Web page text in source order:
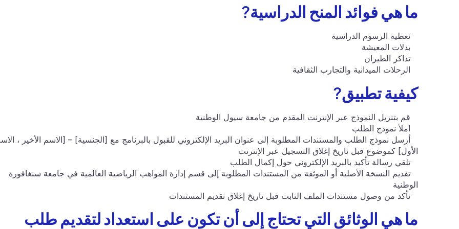
ما هي فوائد المنح الدراسية?
تغطية الرسوم الدراسية
بدلات المعيشة
تذاكر الطيران
الرحلات الميدانية والتجارب الثقافية
كيفية تطبيق?
قم بتنزيل النموذج عبر الإنترنت المقدم من جامعة سيول الوطنية
املأ نموذج الطلب
أرسل نموذج الطلب والمستندات المطلوبة إلى عنوان البريد الإلكتروني للقبول بالبرنامج مع [الجنسية] – [الاسم الأخير ،
الأول] كموضوع قبل تاريخ إغلاق التسجيل عبر الإنترنت
تلقي رسالة تأكيد بالبريد الإلكتروني حول إكمال الطلب
تقديم النسخة الأصلية أو الموثقة من المستندات المطلوبة إلى قسم إدارة المواهب الرياضية العالمية في جامعة سنغافورة
الوطنية
تأكد من وصول مستندات الملف الثابت قبل تاريخ إغلاق تقديم المستندات
ما هي الوثائق التي تحتاج إلى أن تكون على استعداد لتقديم طلب